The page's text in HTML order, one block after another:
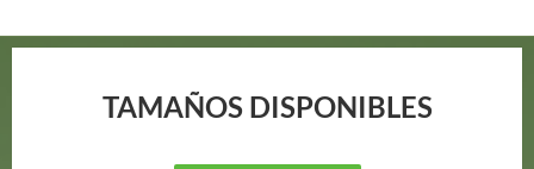
TAMAÑOS DISPONIBLES